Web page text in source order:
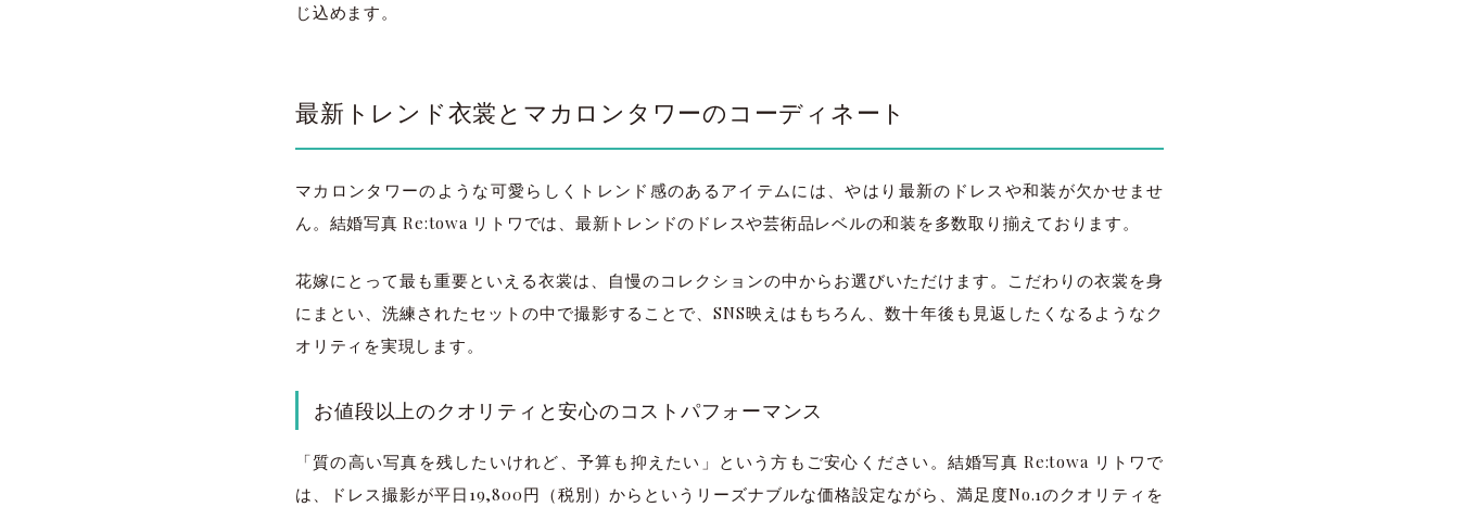
じ込めます。
最新トレンド衣裳とマカロンタワーのコーディネート
マカロンタワーのような可愛らしくトレンド感のあるアイテムには、やはり最新のドレスや和装が欠かせませ
ん。結婚写真 Re:towa リトワでは、最新トレンドのドレスや芸術品レベルの和装を多数取り揃えております。
花嫁にとって最も重要といえる衣裳は、自慢のコレクションの中からお選びいただけます。こだわりの衣裳を身
にまとい、洗練されたセットの中で撮影することで、SNS映えはもちろん、数十年後も見返したくなるようなク
オリティを実現します。
お値段以上のクオリティと安心のコストパフォーマンス
「質の高い写真を残したいけれど、予算も抑えたい」という方もご安心ください。結婚写真 Re:towa リトワで
は、ドレス撮影が平日19,800円（税別）からというリーズナブルな価格設定ながら、満足度No.1のクオリティを